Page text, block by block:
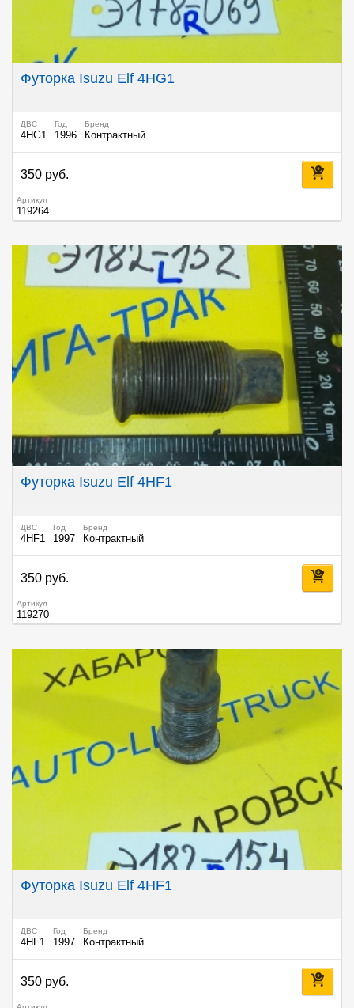
Футорка Isuzu Elf 4HG1
ДВС
4HG1
Год
1996
Бренд
Контрактный
350 руб.
Артикул
119264
Футорка Isuzu Elf 4HF1
ДВС
4HF1
Год
1997
Бренд
Контрактный
350 руб.
Артикул
119270
Футорка Isuzu Elf 4HF1
ДВС
4HF1
Год
1997
Бренд
Контрактный
350 руб.